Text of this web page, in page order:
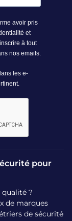
chic. Il n’en
coque en fibre
par 3
son
optimale en
des
et jugulaire
éventail de
à l’aide d’un
les
pour
?
de marques
de sécurité